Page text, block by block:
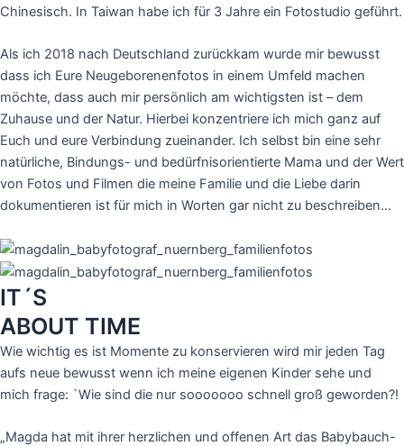
Chinesisch. In Taiwan habe ich für 3 Jahre ein Fotostudio geführt.
Als ich 2018 nach Deutschland zurückkam wurde mir bewusst
dass ich Eure Neugeborenenfotos in einem Umfeld machen
möchte, dass auch mir persönlich am wichtigsten ist – dem
Zuhause und der Natur. Hierbei konzentriere ich mich ganz auf
Euch und eure Verbindung zueinander. Ich selbst bin eine sehr
natürliche, Bindungs- und bedürfnisorientierte Mama und der Wert
von Fotos und Filmen die meine Familie und die Liebe darin
dokumentieren ist für mich in Worten gar nicht zu beschreiben…
IT´S
ABOUT TIME
Wie wichtig es ist Momente zu konservieren wird mir jeden Tag
aufs neue bewusst wenn ich meine eigenen Kinder sehe und
mich frage: `Wie sind die nur sooooooo schnell groß geworden?!
„Magda hat mit ihrer herzlichen und offenen Art das Babybauch-